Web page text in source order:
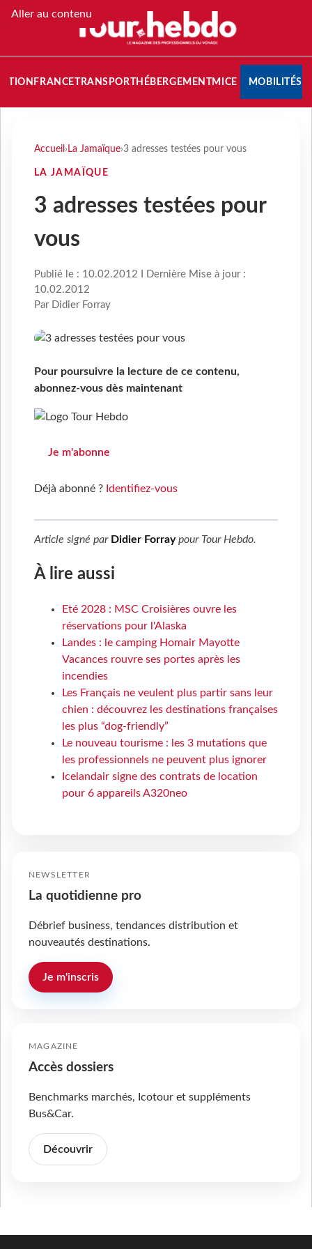
Aller au contenu
FRANCETRANSPORT HÉBERGEMENTMICE MOBILITÉS
Accueil › La Jamaïque›3 adresses testées pour vous
LA JAMAÏQUE
3 adresses testées pour
vous
Publié le : 10.02.2012 I Dernière Mise à jour :
10.02.2012
Par Didier Forray
Pour poursuivre la lecture de ce contenu,
abonnez-vous dès maintenant
Je m'abonne
Déjà abonné ? Identifiez-vous
Article signé par Didier Forraypour Tour Hebdo.
À lire aussi
Eté 2028 : MSC Croisières ouvre les
réservations pour l'Alaska
Landes : le camping Homair Mayotte
Vacances rouvre ses portes après les
incendies
Les Français ne veulent plus partir sans leur
chien : découvrez les destinations françaises
les plus “dog-friendly”
Le nouveau tourisme : les 3 mutations que
les professionnels ne peuvent plus ignorer
Icelandair signe des contrats de location
pour 6 appareils A320neo
NEWSLETTER
La quotidienne pro
Débrief business, tendances distribution et
nouveautés destinations.
Je m'inscris
MAGAZINE
Accès dossiers
Benchmarks marchés, Icotour et suppléments
Bus&Car.
Découvrir